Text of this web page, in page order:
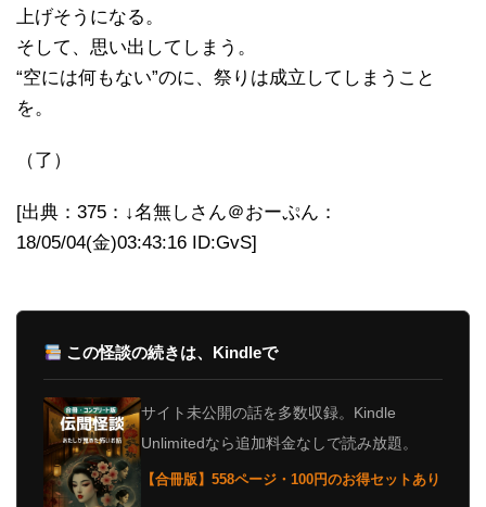
上げそうになる。
そして、思い出してしまう。
“空には何もない”のに、祭りは成立してしまうこと
を。
（了）
[出典：375：↓名無しさん＠おーぷん：
18/05/04(金)03:43:16 ID:GvS]
この怪談の続きは、Kindleで
サイト未公開の話を多数収録。Kindle
Unlimitedなら追加料金なしで読み放題。
【合冊版】558ページ・100円のお得セットあり